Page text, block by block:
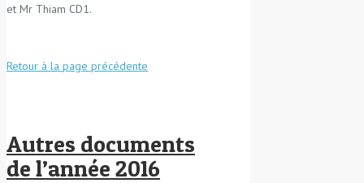
et Mr Thiam CD1.
Retour à la page précédente
Autres documents
de l’année 2016